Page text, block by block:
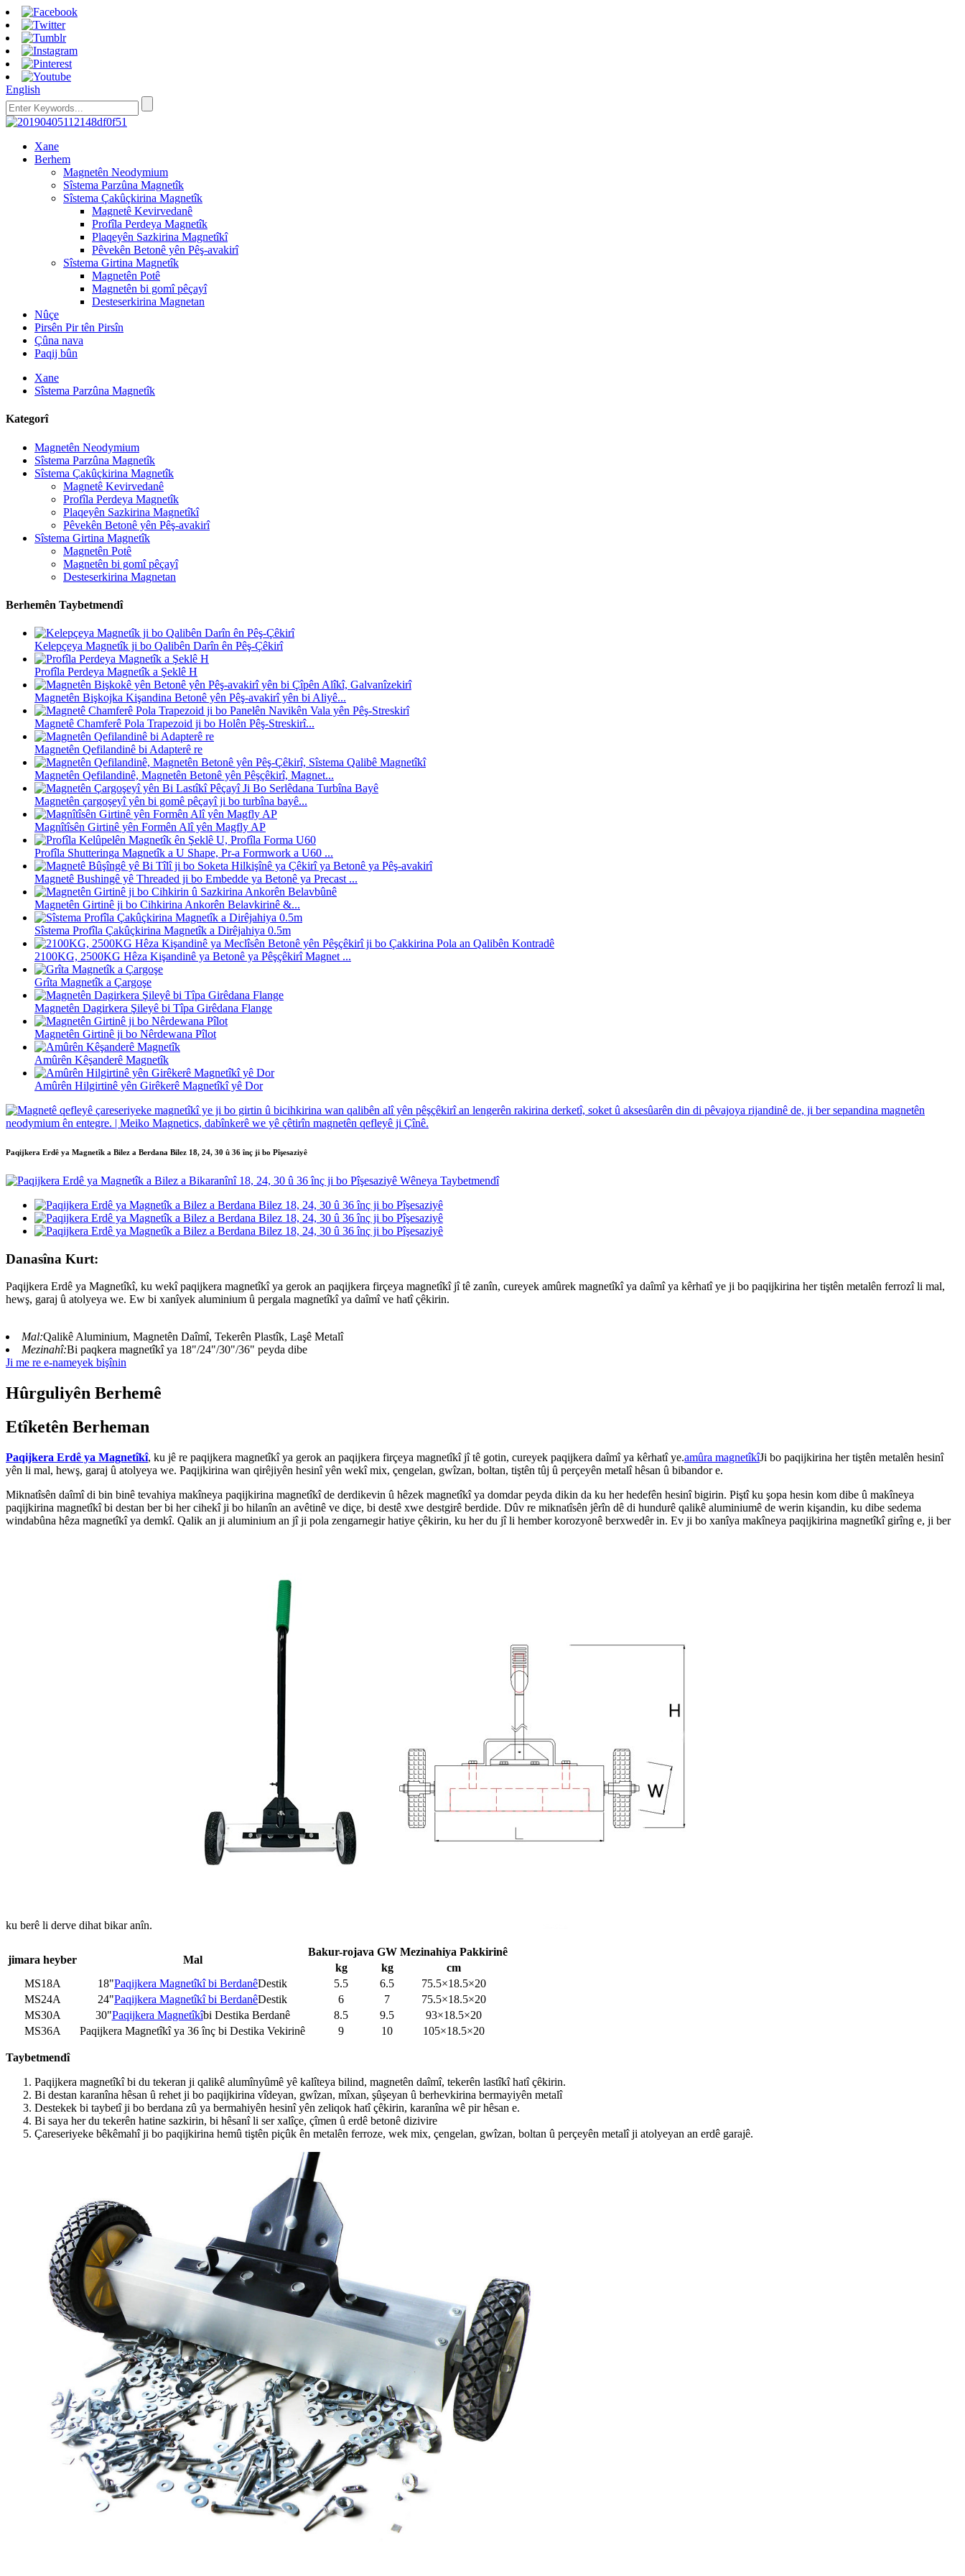
English
Xane
Berhem
Magnetên Neodymium
Sîstema Parzûna Magnetîk
Sîstema Çakûçkirina Magnetîk
Magnetê Kevirvedanê
Profîla Perdeya Magnetîk
Plaqeyên Sazkirina Magnetîkî
Pêvekên Betonê yên Pêş-avakirî
Sîstema Girtina Magnetîk
Magnetên Potê
Magnetên bi gomî pêçayî
Desteserkirina Magnetan
Nûçe
Pirsên Pir tên Pirsîn
Çûna nava
Paqij bûn
Xane
Sîstema Parzûna Magnetîk
Kategorî
Magnetên Neodymium
Sîstema Parzûna Magnetîk
Sîstema Çakûçkirina Magnetîk
Magnetê Kevirvedanê
Profîla Perdeya Magnetîk
Plaqeyên Sazkirina Magnetîkî
Pêvekên Betonê yên Pêş-avakirî
Sîstema Girtina Magnetîk
Magnetên Potê
Magnetên bi gomî pêçayî
Desteserkirina Magnetan
Berhemên Taybetmendî
Kelepçeya Magnetîk ji bo Qalibên Darîn ên Pêş-Çêkirî
Profîla Perdeya Magnetîk a Şeklê H
Magnetên Bişkojka Kişandina Betonê yên Pêş-avakirî yên bi Aliyê...
Magnetê Chamferê Pola Trapezoid ji bo Holên Pêş-Streskirî...
Magnetên Qefilandinê bi Adapterê re
Magnetên Qefilandinê, Magnetên Betonê yên Pêşçêkirî, Magnet...
Magnetên çargoşeyî yên bi gomê pêçayî ji bo turbîna bayê...
Magnîtîsên Girtinê yên Formên Alî yên Magfly AP
Profîla Shutteringa Magnetîk a U Shape, Pr-a Formwork a U60 ...
Magnetê Bushingê yê Threaded ji bo Embedde ya Betonê ya Precast ...
Magnetên Girtinê ji bo Cihkirina Ankorên Belavkirinê &...
Sîstema Profîla Çakûçkirina Magnetîk a Dirêjahiya 0.5m
2100KG, 2500KG Hêza Kişandinê ya Betonê ya Pêşçêkirî Magnet ...
Grîta Magnetîk a Çargoşe
Magnetên Dagirkera Şileyê bi Tîpa Girêdana Flange
Magnetên Girtinê ji bo Nêrdewana Pîlot
Amûrên Kêşanderê Magnetîk
Amûrên Hilgirtinê yên Girêkerê Magnetîkî yê Dor
Paqijkera Erdê ya Magnetîk a Bilez a Berdana Bilez 18, 24, 30 û 36 înç ji bo Pîşesaziyê
Danasîna Kurt:
Paqijkera Erdê ya Magnetîkî, ku wekî paqijkera magnetîkî ya gerok an paqijkera firçeya magnetîkî jî tê zanîn, cureyek amûrek magnetîkî ya daîmî ya kêrhatî ye ji bo paqijkirina her tiştên metalên ferrozî li mal,
hewş, garaj û atolyeya we. Ew bi xanîyek aluminium û pergala magnetîkî ya daîmî ve hatî çêkirin.
Mal:Qalikê Aluminium, Magnetên Daîmî, Tekerên Plastîk, Laşê Metalî
Mezinahî:Bi paqkera magnetîkî ya 18"/24"/30"/36" peyda dibe
Ji me re e-nameyek bişînin
Hûrguliyên Berhemê
Etîketên Berheman
Paqijkera Erdê ya Magnetîkî, ku jê re paqijkera magnetîkî ya gerok an paqijkera firçeya magnetîkî jî tê gotin, cureyek paqijkera daîmî ya kêrhatî ye.amûra magnetîkîJi bo paqijkirina her tiştên metalên hesinî
yên li mal, hewş, garaj û atolyeya we. Paqijkirina wan qirêjiyên hesinî yên wekî mix, çengelan, gwîzan, boltan, tiştên tûj û perçeyên metalî hêsan û bibandor e.
Miknatîsên daîmî di bin binê tevahiya makîneya paqijkirina magnetîkî de derdikevin û hêzek magnetîkî ya domdar peyda dikin da ku her hedefên hesinî bigirin. Piştî ku şopa hesin kom dibe û makîneya
paqijkirina magnetîkî bi destan ber bi her cihekî ji bo hilanîn an avêtinê ve diçe, bi destê xwe destgirê berdide. Dûv re miknatîsên jêrîn dê di hundurê qalikê aluminiumê de werin kişandin, ku dibe sedema
windabûna hêza magnetîkî ya demkî. Qalik an ji aluminium an jî ji pola zengarnegir hatiye çêkirin, ku her du jî li hember korozyonê berxwedêr in. Ev ji bo xanîya makîneya paqijkirina magnetîkî girîng e, ji ber
ku berê li derve dihat bikar anîn.
jimara heyber Mal
Bakur-rojava GW Mezinahiya Pakkirinê
kg
kg
cm
MS18A
18"Paqijkera Magnetîkî bi BerdanêDestik 5.5 6.5
75.5×18.5×20
MS24A
24"Paqijkera Magnetîkî bi BerdanêDestik 6 7
75.5×18.5×20
MS30A
30"Paqijkera Magnetîkîbi Destika Berdanê 8.5 9.5
93×18.5×20
MS36A
Paqijkera Magnetîkî ya 36 înç bi Destika Vekirinê 9 10 105×18.5×20
Taybetmendî
Paqijkera magnetîkî bi du tekeran ji qalikê alumînyûmê yê kalîteya bilind, magnetên daîmî, tekerên lastîkî hatî çêkirin.
Bi destan karanîna hêsan û rehet ji bo paqijkirina vîdeyan, gwîzan, mîxan, şûşeyan û berhevkirina bermayiyên metalî
Destekek bi taybetî ji bo berdana zû ya bermahiyên hesinî yên zeliqok hatî çêkirin, karanîna wê pir hêsan e.
Bi saya her du tekerên hatine sazkirin, bi hêsanî li ser xalîçe, çîmen û erdê betonê dizivire
Çareseriyeke bêkêmahî ji bo paqijkirina hemû tiştên piçûk ên metalên ferroze, wek mix, çengelan, gwîzan, boltan û perçeyên metalî ji atolyeyan an erdê garajê.